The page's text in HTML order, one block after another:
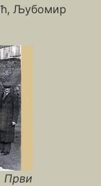
Љубомир
Први